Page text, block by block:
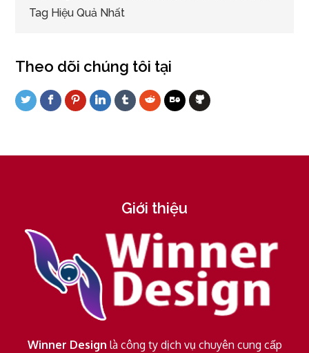
Tag Hiệu Quả Nhất
Theo dõi chúng tôi tại
Giới thiệu
Winner Design là công ty dịch vụ chuyên cung cấp